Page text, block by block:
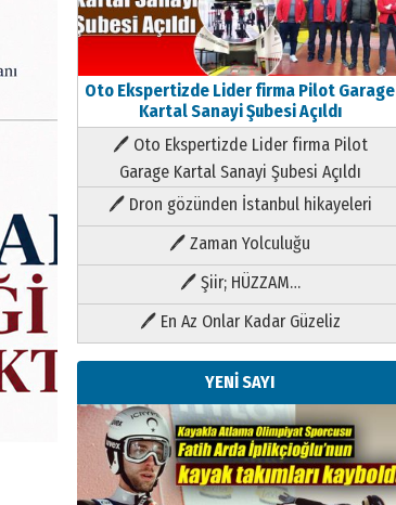
Oto Ekspertizde Lider firma Pilot Garage
Kartal Sanayi Şubesi Açıldı
🖊 Oto Ekspertizde Lider firma Pilot
Garage Kartal Sanayi Şubesi Açıldı
🖊 Dron gözünden İstanbul hikayeleri
🖊 Zaman Yolculuğu
🖊 Şiir; HÜZZAM…
🖊 En Az Onlar Kadar Güzeliz
YENİ SAYI